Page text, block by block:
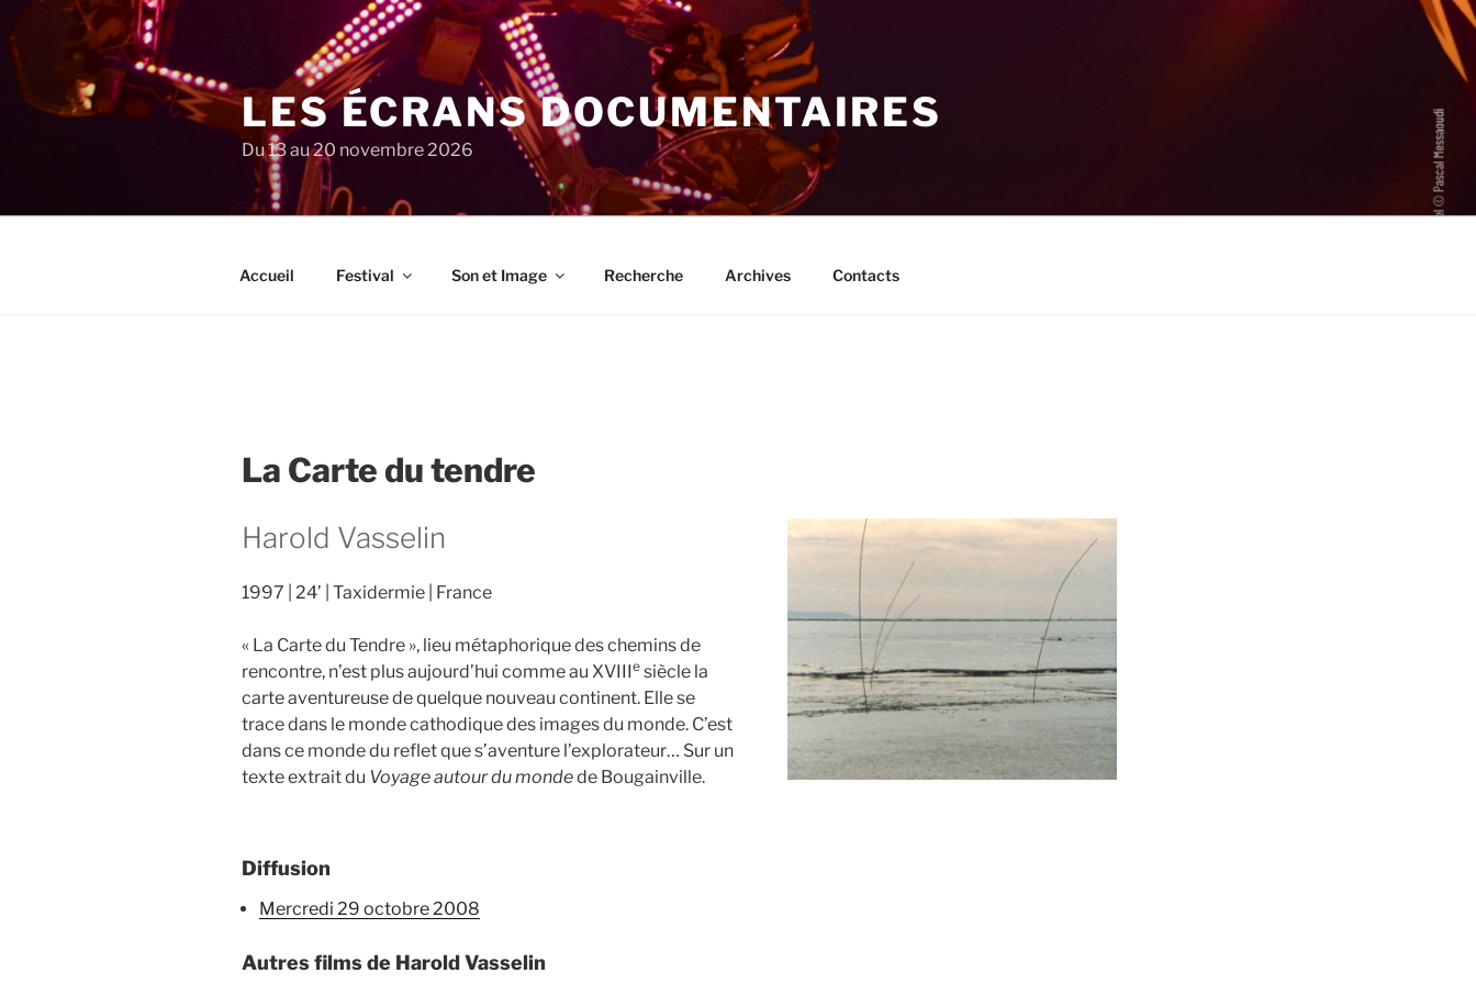
au
contenu
principal
LES ÉCRANS DOCUMENTAIRES
Du 13 au 20 novembre 2026
Accueil Festival Son et Image Recherche Archives Contacts
La Carte du tendre
Harold Vasselin
1997 24’ Taxidermie France
« La Carte du Tendre », lieu métaphorique des chemins de
rencontre, n’est plus aujourd’hui comme au XVIIIe siècle la
carte aventureuse de quelque nouveau continent. Elle se
trace dans le monde cathodique des images du monde. C’est
dans ce monde du reflet que s’aventure l’explorateur… Sur un
texte extrait du Voyage autour du mondede Bougainville.
Diffusion
mercredi 29 octobre 2008
Autres films de Harold Vasselin